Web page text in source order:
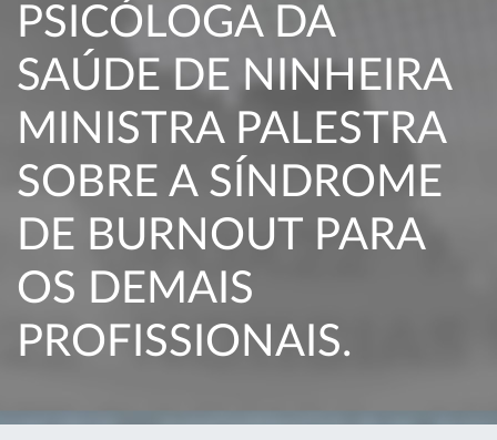
PSICÓLOGA DA
SAÚDE DE NINHEIRA
MINISTRA PALESTRA
SOBRE A SÍNDROME
DE BURNOUT PARA
OS DEMAIS
PROFISSIONAIS.